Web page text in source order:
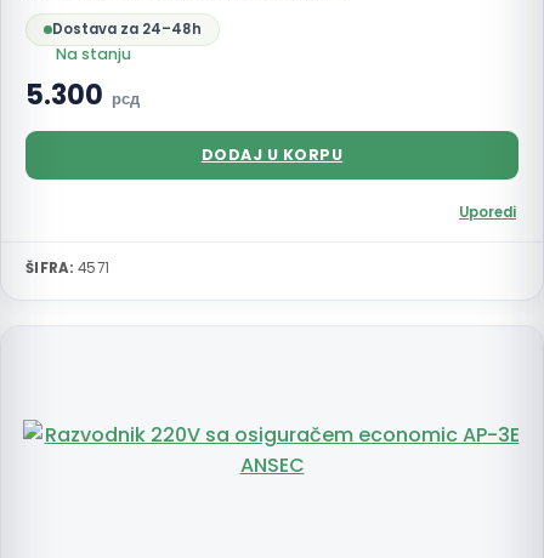
Dostava za 24–48h
Na stanju
5.300 рсд
DODAJ U KORPU
Uporedi
ŠIFRA: 4571